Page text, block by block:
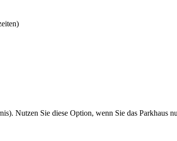
Nutzen Sie diese Option, wenn Sie das Parkhaus